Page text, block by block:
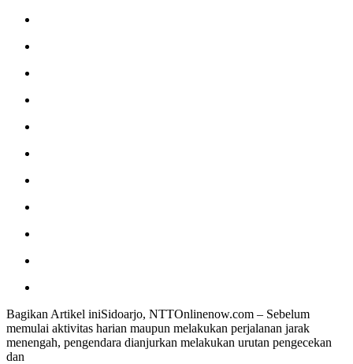
Bagikan Artikel iniSidoarjo, NTTOnlinenow.com – Sebelum
memulai aktivitas harian maupun melakukan perjalanan jarak
menengah, pengendara dianjurkan melakukan urutan pengecekan
dan